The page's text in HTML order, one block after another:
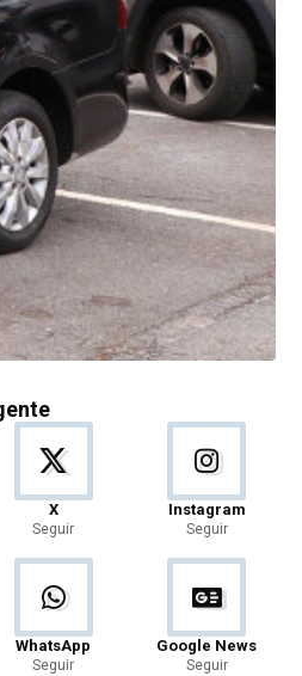
X
Seguir
Instagram
Seguir
WhatsApp
Seguir
Google News
Seguir